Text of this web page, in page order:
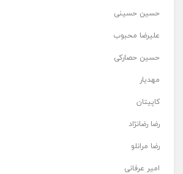
حسین حسینی
علیرضا محبوب
حسین حصارکی
مهدیار
کاپیتان
رضا رضانژاد
رضا مرانلو
امیر عرفانی